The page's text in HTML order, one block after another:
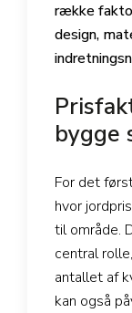
række
design,
bygge
For det
hvor
til område.
central
antallet af
kan også